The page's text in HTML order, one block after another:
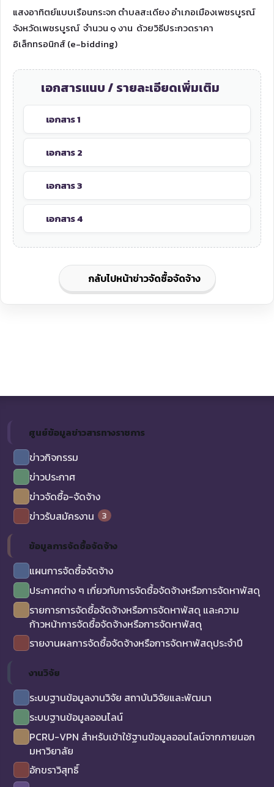
แสงอาทิตย์แบบเรือนกระจก ตำบลสะเดียง อำเภอเมืองเพชรบูรณ์
จังหวัดเพชรบูรณ์ จำนวน ๑ งาน ด้วยวิธีประกวดราคา
อิเล็กทรอนิกส์ (e-bidding)
เอกสารแนบ / รายละเอียดเพิ่มเติม
เอกสาร 1
เอกสาร 2
เอกสาร 3
เอกสาร 4
กลับไปหน้าข่าวจัดซื้อจัดจ้าง
ศูนย์ข้อมูลข่าวสารทางราชการ
ข่าวกิจกรรม
ข่าวประกาศ
ข่าวจัดซื้อ-จัดจ้าง
ข่าวรับสมัครงาน
3
ข้อมูลการจัดซื้อจัดจ้าง
แผนการจัดซื้อจัดจ้าง
ประกาศต่าง ๆ เกี่ยวกับการจัดซื้อจัดจ้างหรือการจัดหาพัสดุ
รายการการจัดซื้อจัดจ้างหรือการจัดหาพัสดุ และความ
ก้าวหน้าการจัดซื้อจัดจ้างหรือการจัดหาพัสดุ
รายงานผลการจัดซื้อจัดจ้างหรือการจัดหาพัสดุประจำปี
งานวิจัย
ระบบฐานข้อมูลงานวิจัย สถาบันวิจัยและพัฒนา
ระบบฐานข้อมูลออนไลน์
PCRU-VPN สำหรับเข้าใช้ฐานข้อมูลออนไลน์จากภายนอก
มหาวิยาลัย
อักขราวิสุทธิ์